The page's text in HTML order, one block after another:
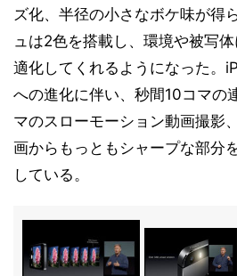
ズ化、半径の小さなボケ味が得
ュは2色を搭載し、環境や被写
適化してくれるようになった。
への進化に伴い、秒間10コマの
マのスローモーション動画撮影
画からもっともシャープな部分
している。